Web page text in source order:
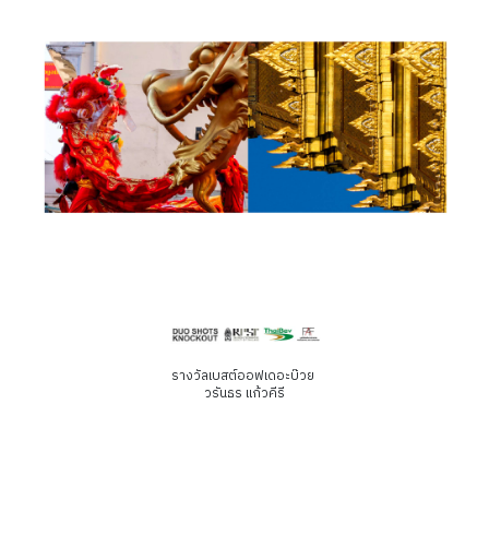
รางวัลเบสต์ออฟเดอะบ๊วย
วรันธร แก้วคีรี